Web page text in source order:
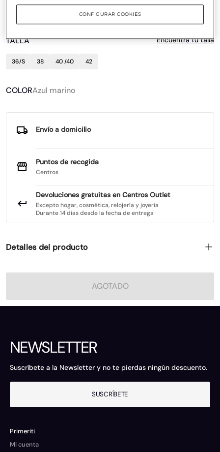
TALLA Encuentra tu talla
36/S 38 40 /40 42
COLORAzul marino
Envío a domicilio
Puntos de recogida
Centros
Devoluciones gratuitas en Centros Outlet
Excepto hogar, cosmética, relojería y joyería
Durante 14 días desde la fecha de entrega
Detalles del producto
AGOTADO
NEWSLETTER
Suscríbete a la Newsletter y no te pierdas ningún descuento.
SUSCRÍBETE
Primeriti
Mi cuenta
CONFIGURAR COOKIES